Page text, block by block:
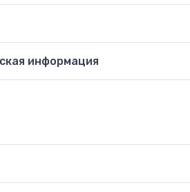
информация